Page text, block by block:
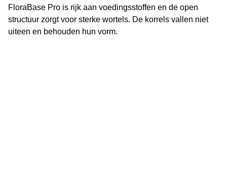
FloraBase Pro is rijk aan voedingsstoffen en de open
structuur zorgt voor sterke wortels. De korrels vallen niet
uiteen en behouden hun vorm.